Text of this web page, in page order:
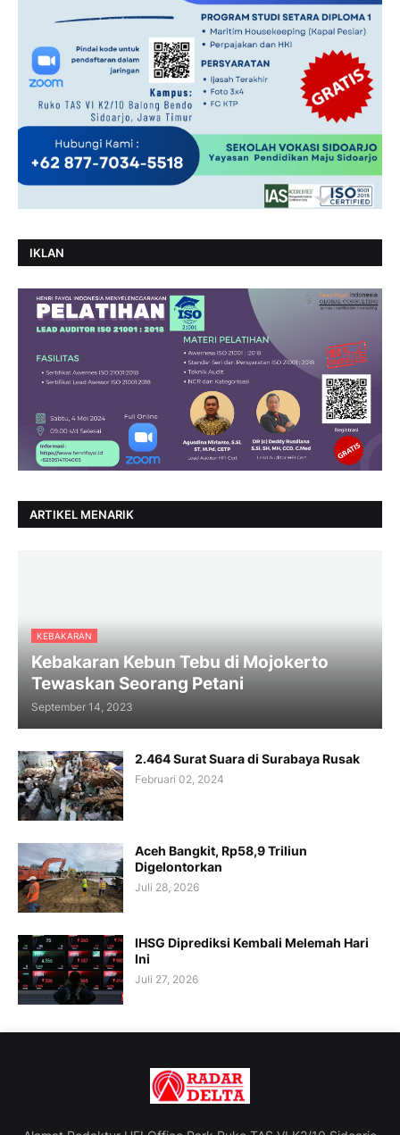
IKLAN
ARTIKEL MENARIK
KEBAKARAN
Kebakaran Kebun Tebu di Mojokerto
Tewaskan Seorang Petani
September 14, 2023
2.464 Surat Suara di Surabaya Rusak
Februari 02, 2024
Aceh Bangkit, Rp58,9 Triliun
Digelontorkan
Juli 28, 2026
IHSG Diprediksi Kembali Melemah Hari
Ini
Juli 27, 2026